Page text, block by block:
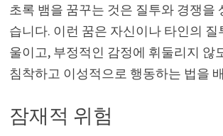
초록 뱀을 꿈꾸는 것은 질투와 경쟁을
습니다. 이런 꿈은 자신이나 타인의 질
울이고, 부정적인 감정에 휘둘리지 않
침착하고 이성적으로 행동하는 법을
잠재적 위험